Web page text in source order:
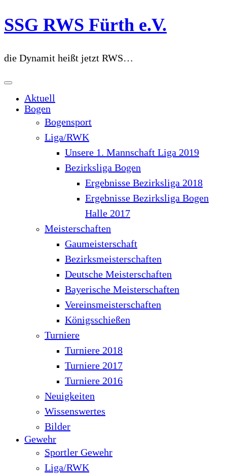
Zum
Inhalt
SSG RWS Fürth e.V.
die Dynamit heißt jetzt RWS…
Aktuell
Bogen
Bogensport
Liga/RWK
Unsere 1. Mannschaft Liga 2019
Bezirksliga Bogen
Ergebnisse Bezirksliga 2018
Ergebnisse Bezirksliga Bogen
Halle 2017
Meisterschaften
Gaumeisterschaft
Bezirksmeisterschaften
Deutsche Meisterschaften
Bayerische Meisterschaften
Vereinsmeisterschaften
Königsschießen
Turniere
Turniere 2018
Turniere 2017
Turniere 2016
Neuigkeiten
Wissenswertes
Bilder
Gewehr
Sportler Gewehr
Liga/RWK